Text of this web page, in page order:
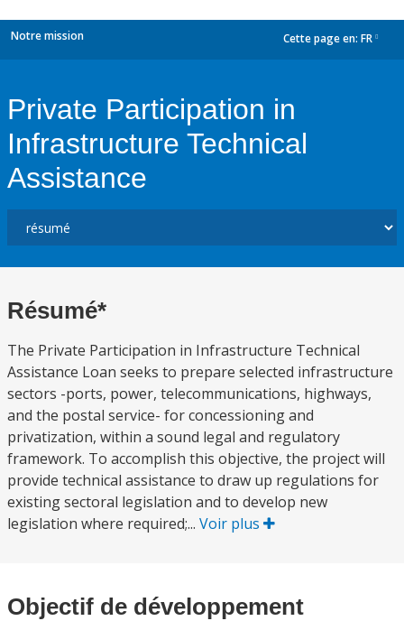
Notre mission Cette page en: FR
Private Participation in
Infrastructure Technical
Assistance
Résumé*
The Private Participation in Infrastructure Technical
Assistance Loan seeks to prepare selected infrastructure
sectors -ports, power, telecommunications, highways,
and the postal service- for concessioning and
privatization, within a sound legal and regulatory
framework. To accomplish this objective, the project will
provide technical assistance to draw up regulations for
existing sectoral legislation and to develop new
legislation where required;... Voir plus
Objectif de développement